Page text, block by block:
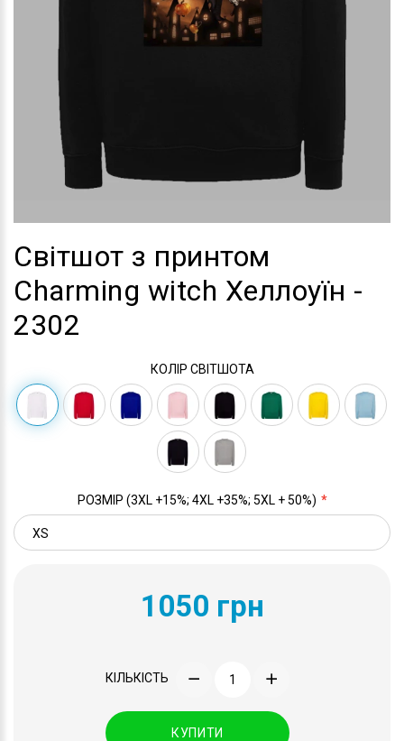
Світшот з принтом
Charming witch Хеллоуїн -
2302
КОЛІР СВІТШОТА
РОЗМІР (3XL +15%; 4XL +35%; 5XL + 50%)
1050 грн
КІЛЬКІСТЬ
КУПИТИ